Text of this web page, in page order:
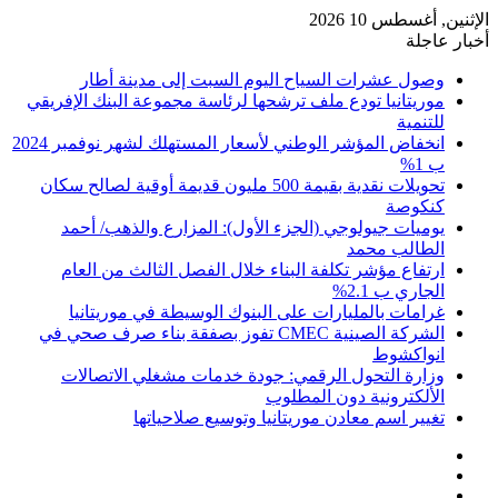
الإثنين, أغسطس 10 2026
أخبار عاجلة
وصول عشرات السياح اليوم السبت إلى مدينة أطار
موريتانيا تودع ملف ترشحها لرئاسة مجموعة البنك الإفريقي
للتنمية
انخفاض المؤشر الوطني لأسعار المستهلك لشهر نوفمبر 2024
ب 1%
تحويلات نقدية بقيمة 500 مليون قديمة أوقية لصالح سكان
كنكوصة
يوميات جيولوجي (الجزء الأول): المزارع والذهب/ أحمد
الطالب محمد
ارتفاع مؤشر تكلفة البناء خلال الفصل الثالث من العام
الجاري ب 2.1%
غرامات بالمليارات على البنوك الوسيطة في موريتانيا
الشركة الصينية CMEC تفوز بصفقة بناء صرف صحي في
انواكشوط
وزارة التحول الرقمي: جودة خدمات مشغلي الاتصالات
الألكترونية دون المطلوب
تغيير اسم معادن موريتانيا وتوسيع صلاحياتها